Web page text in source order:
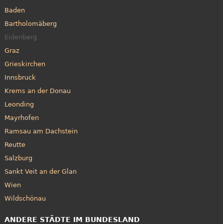
Baden
Bartholomäberg
Eidenberg
Graz
Grieskirchen
Innsbruck
Krems an der Donau
Leonding
Mayrhofen
Ramsau am Dachstein
Reutte
Salzburg
Sankt Veit an der Glan
Wien
Wildschönau
ANDERE STÄDTE IM BUNDESLAND